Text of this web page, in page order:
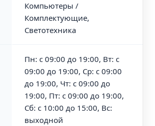
Компьютеры /
Комплектующие,
Светотехника
Пн: с 09:00 до 19:00, Вт: с
09:00 до 19:00, Ср: с 09:00
до 19:00, Чт: с 09:00 до
19:00, Пт: с 09:00 до 19:00,
Сб: с 10:00 до 15:00, Вс:
выходной